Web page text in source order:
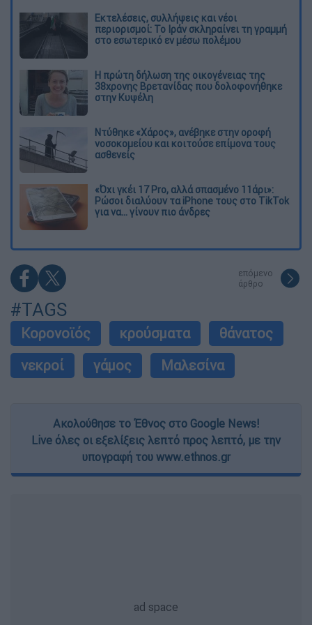
Εκτελέσεις, συλλήψεις και νέοι
περιορισμοί: Το Ιράν σκληραίνει τη γραμμή
στο εσωτερικό εν μέσω πολέμου
Η πρώτη δήλωση της οικογένειας της
38χρονης Βρετανίδας που δολοφονήθηκε
στην Κυψέλη
Ντύθηκε «Χάρος», ανέβηκε στην οροφή
νοσοκομείου και κοιτούσε επίμονα τους
ασθενείς
«Όχι γκέι 17 Pro, αλλά σπασμένο 11άρι»:
Ρώσοι διαλύουν τα iPhone τους στο TikTok
για να... γίνουν πιο άνδρες
επόμενο
άρθρο
#TAGS
Κορονοϊός κρούσματα
θάνατος
νεκροί
γάμος Μαλεσίνα
Ακολούθησε το Έθνος στο Google News!
Live όλες οι εξελίξεις λεπτό προς λεπτό, με την
υπογραφή του www.ethnos.gr